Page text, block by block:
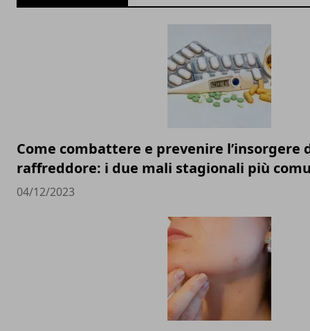
Come combattere e prevenire l’insorgere
raffreddore: i due mali stagionali più
04/12/2023